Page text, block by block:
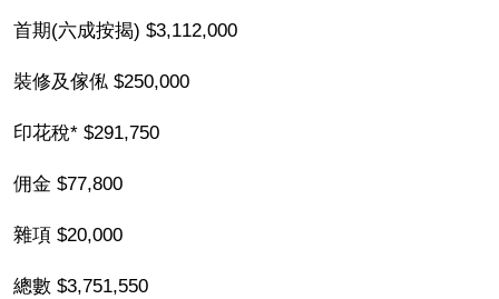
首期(六成按揭) $3,112,000
裝修及傢俬 $250,000
印花稅* $291,750
佣金 $77,800
雜項 $20,000
總數 $3,751,550